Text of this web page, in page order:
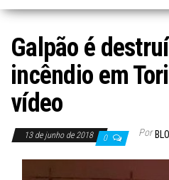
Galpão é
incêndio em
vídeo
13 de junho de 2018 0 Por